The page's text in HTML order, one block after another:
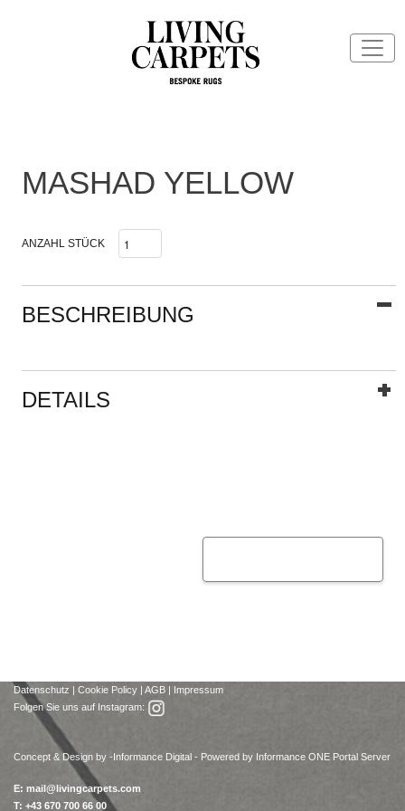
MASHAD YELLOW
ANZAHL STÜCK
BESCHREIBUNG
DETAILS
Datenschutz | Cookie Policy | AGB | Impressum
Folgen Sie uns auf Instagram:
Concept & Design by -Informance Digital - Powered by Informance ONE Portal Server
E: mail@livingcarpets.com
T: +43 670 700 66 00